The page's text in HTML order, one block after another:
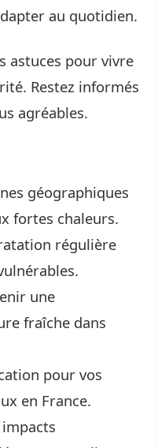
au quotidien.
astuces pour vivre
Restez informés
agréables.
géographiques
fortes chaleurs.
régulière
une
fraîche dans
pour vos
en France.